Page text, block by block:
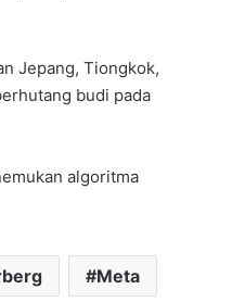
Jepang, Tiongkok,
budi pada
algoritma
Meta